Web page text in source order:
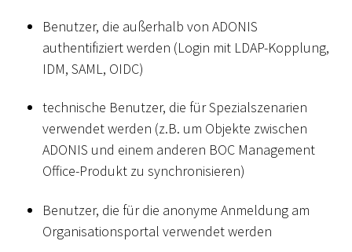
Benutzer, die außerhalb von ADONIS
authentifiziert werden (Login mit LDAP-Kopplung,
IDM, SAML, OIDC)
technische Benutzer, die für Spezialszenarien
verwendet werden (z.B. um Objekte zwischen
ADONIS und einem anderen BOC Management
Office-Produkt zu synchronisieren)
Benutzer, die für die anonyme Anmeldung am
Organisationsportal verwendet werden